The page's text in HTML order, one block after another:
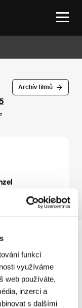
funkcí
využíváme
web používáte,
inzerci a
s dalšími
Archív filmů